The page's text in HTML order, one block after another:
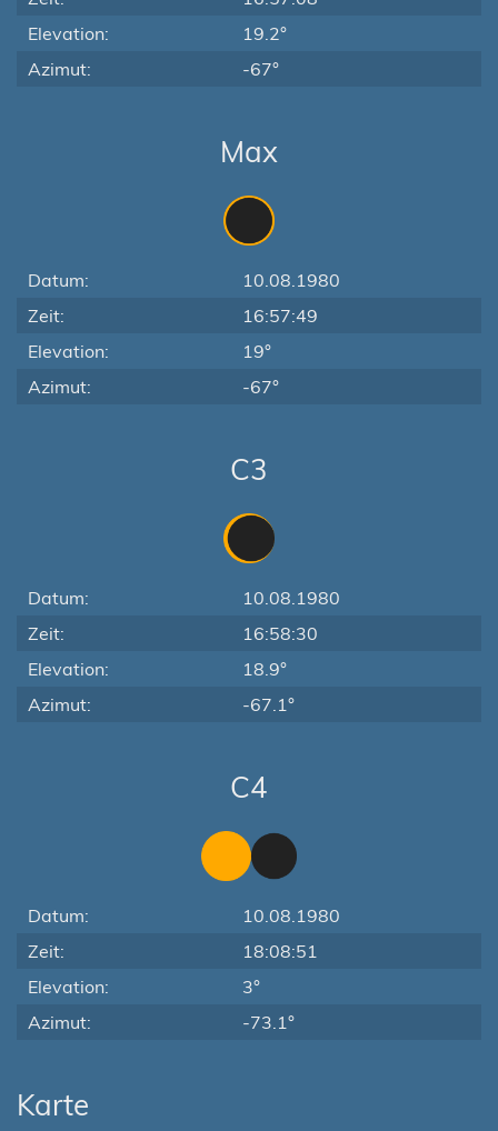
Elevation:
19.2°
Azimut:
-67°
Max
Datum:
10.08.1980
Zeit:
16:57:49
Elevation:
19°
Azimut:
-67°
C3
Datum:
10.08.1980
Zeit:
16:58:30
Elevation:
18.9°
Azimut:
-67.1°
C4
Datum:
10.08.1980
Zeit:
18:08:51
Elevation:
3°
Azimut:
-73.1°
Karte